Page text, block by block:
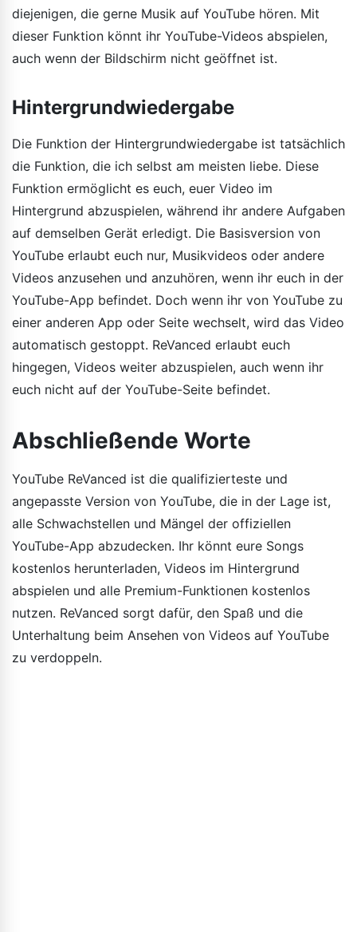
diejenigen, die gerne Musik auf YouTube hören. Mit
dieser Funktion könnt ihr YouTube-Videos abspielen,
auch wenn der Bildschirm nicht geöffnet ist.
Hintergrundwiedergabe
Die Funktion der Hintergrundwiedergabe ist tatsächlich
die Funktion, die ich selbst am meisten liebe. Diese
Funktion ermöglicht es euch, euer Video im
Hintergrund abzuspielen, während ihr andere Aufgaben
auf demselben Gerät erledigt. Die Basisversion von
YouTube erlaubt euch nur, Musikvideos oder andere
Videos anzusehen und anzuhören, wenn ihr euch in der
YouTube-App befindet. Doch wenn ihr von YouTube zu
einer anderen App oder Seite wechselt, wird das Video
automatisch gestoppt. ReVanced erlaubt euch
hingegen, Videos weiter abzuspielen, auch wenn ihr
euch nicht auf der YouTube-Seite befindet.
Abschließende Worte
YouTube ReVanced ist die qualifizierteste und
angepasste Version von YouTube, die in der Lage ist,
alle Schwachstellen und Mängel der offiziellen
YouTube-App abzudecken. Ihr könnt eure Songs
kostenlos herunterladen, Videos im Hintergrund
abspielen und alle Premium-Funktionen kostenlos
nutzen. ReVanced sorgt dafür, den Spaß und die
Unterhaltung beim Ansehen von Videos auf YouTube
zu verdoppeln.